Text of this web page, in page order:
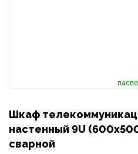
Шкаф
настенный 9U
сварной